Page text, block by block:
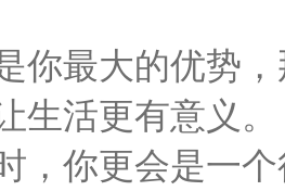
你最大的优势
生活更有意义。
，你更会是一